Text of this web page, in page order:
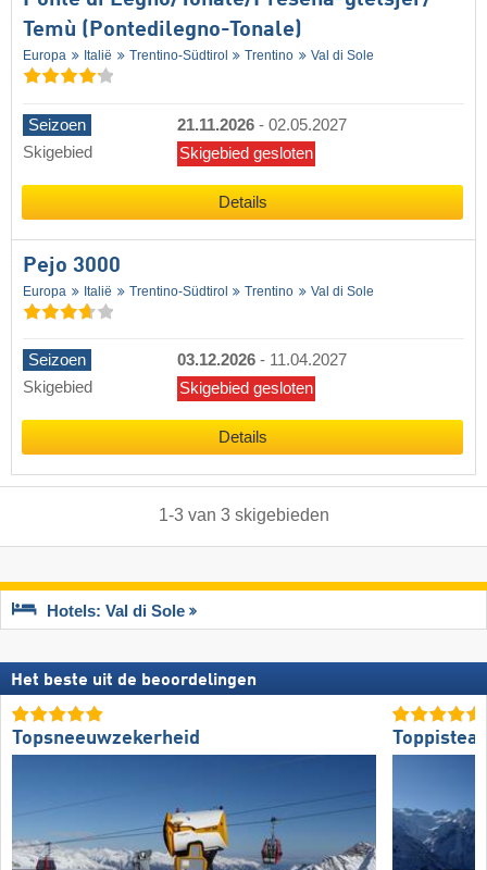
Temù (Pontedilegno-Tonale)
Europa Italië Trentino-Südtirol Trentino Val di Sole
Seizoen 21.11.2026 - 02.05.2027
Skigebied
Skigebied gesloten
Details
Pejo 3000
Europa Italië Trentino-Südtirol Trentino Val di Sole
Seizoen 03.12.2026 - 11.04.2027
Skigebied
Skigebied gesloten
Details
1-3van 3 skigebieden
Hotels: Val di Sole
Het beste uit de beoordelingen
Topsneeuwzekerheid